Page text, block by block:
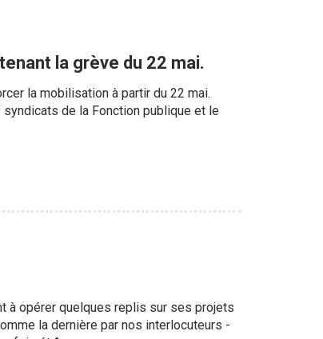
la grève du 22 mai.
la mobilisation à partir du 22 mai.
de la Fonction publique et le
à opérer quelques replis sur ses projets
la dernière par nos interlocuteurs -